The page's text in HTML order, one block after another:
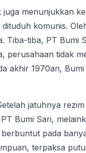
menunjukkan
komunis.
Tiba-tiba, PT Bumi
perusahaan tidak
akhir 1970an,
jatuhnya
Bumi Sari,
pada
terpaksa